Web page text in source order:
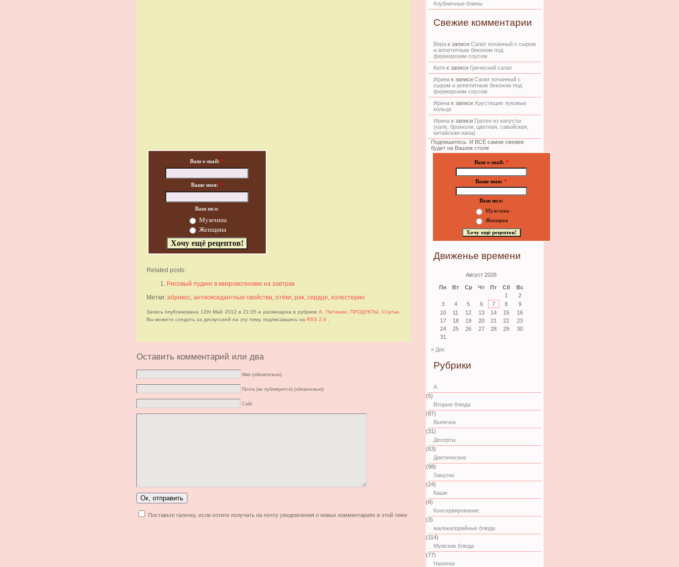
Ваш e-mail: *
Ваше имя: *
Ваш пол:
Мужчина
Женщина
Related posts:
Рисовый пудинг в микроволновке на завтрак
Метки: абрикос, антиоксидантные свойства, отёки, рак, сердце, холестерин
Запись опубликована 12th Май 2012 в 21:05 и размещена в рубрике А Питание ПРОДУКТЫ Статьи
Вы можете следить за дискуссией на эту тему, подписавшись на RSS 2.0.
Оставить комментарий или два
Имя (обязательно)
Почта (не публикуется) (обязательно)
Сайт
Поставьте галочку, если хотите получать на почту уведомления о новых комментариях в этой теме
Клубничные блины
Свежие комментарии
Верак записи Салат кочанный с сыром
и аппетитным беконом под
фермерским соусом
Катя к записи Греческий салат
Иринак записи Салат кочанный с
сыром и аппетитным беконом под
фермерским соусом
Иринак записи Хрустящие луковые
кольца
Иринак записи Гратен из капусты
(кале, брокколи, цветная, савойская,
китайская-напа)
Подпишитесь. И ВСЁ самое свежее
будет на Вашем столе
Ваш e-mail: *
Ваше имя: *
Ваш пол:
Мужчина
Женщина
Движенье времени
Август 2026
Пн Вт Ср Чт Пт Сб
Вс
1
2
3
4 5 6 7 8
9
10
11 12 13 14 15
16
17
18 19 20 21 22
23
24
25 26 27 28 29
30
31
« Дек
Рубрики
А
(5)
Вторые блюда
(97)
Выпечка
(31)
Десерты
(53)
Диетические
(98)
Закуски
(24)
Каши
(6)
Консервирование
(3)
малокалорийные блюда
(114)
Мужские блюда
(77)
Напитки